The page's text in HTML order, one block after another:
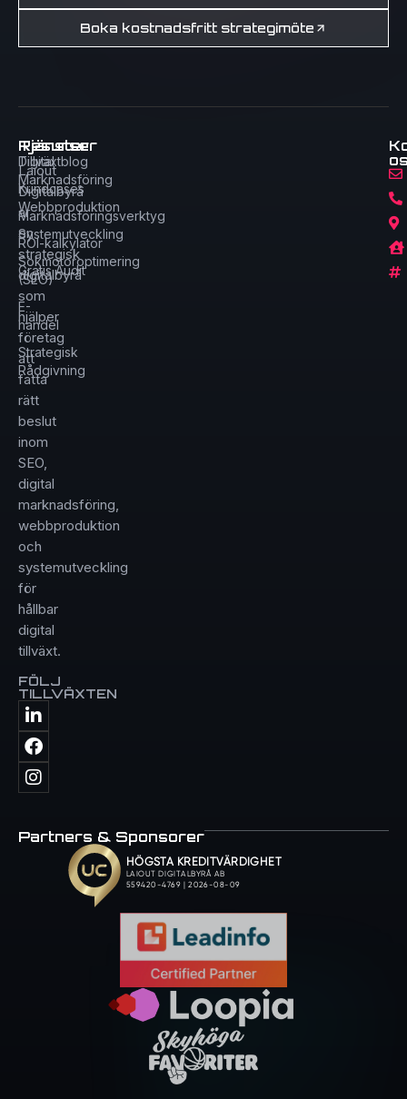
Boka kostnadsfritt strategimöte
Laiout
Digitalbyrå
är
en
strategisk
digitalbyrå
som
hjälper
företag
att
fatta
rätt
beslut
inom
SEO,
digital
marknadsföring,
webbproduktion
och
systemutveckling
för
hållbar
digital
tillväxt.
FÖLJ
TILLVÄXTEN
Tjänster
Digital
Marknadsföring
Webbproduktion
Systemutveckling
Sökmotoroptimering
(SEO)
E-
handel
Strategisk
Rådgivning
Resurser
Tillväxtblog
Kundcases
Marknadsföringsverktyg
ROI-kalkylator
Gratis Audit
Partners & Sponsorer